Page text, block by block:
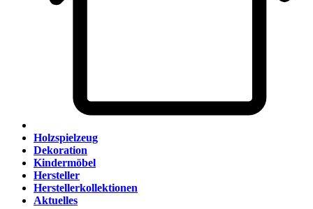
Holzspielzeug
Dekoration
Kindermöbel
Hersteller
Herstellerkollektionen
Aktuelles